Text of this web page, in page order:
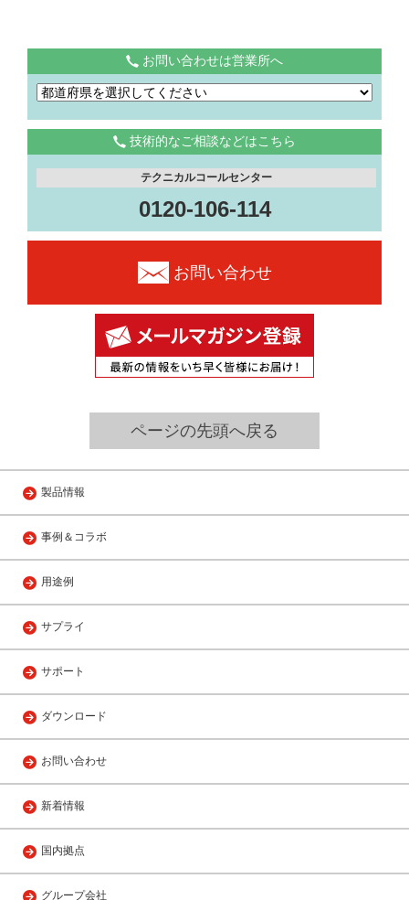
お問い合わせは営業所へ
技術的なご相談などはこちら
テクニカルコールセンター
0120-106-114
お問い合わせ
ページの先頭へ戻る
製品情報
事例＆コラボ
用途例
サプライ
サポート
ダウンロード
お問い合わせ
新着情報
国内拠点
グループ会社